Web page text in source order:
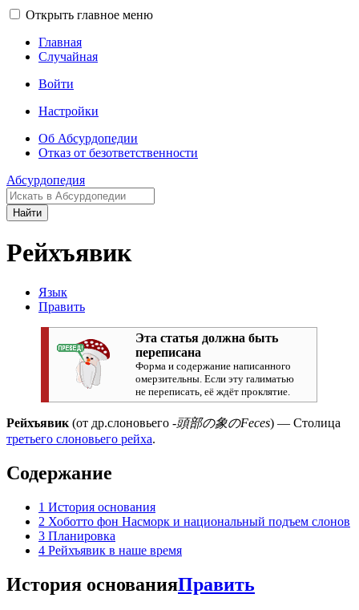
Открыть главное меню
Главная
Случайная
Войти
Настройки
Об Абсурдопедии
Отказ от безответственности
Абсурдопедия
Найти
Рейхъявик
Язык
Править
Эта статья должна быть
переписана
Форма и содержание написанного
омерзительны. Если эту галиматью
не переписать, её ждёт проклятие.
Рейхъявик (от др.слоновьего -頭部の象のFeces) — Столица
третьего слоновьего рейха.
Содержание
1 История основания
2 Хоботто фон Насморк и национальный подъем слонов
3 Планировка
4 Рейхъявик в наше время
История основанияПравить